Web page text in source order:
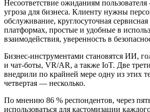
Несоответствие ожиданиям
угроза для бизнеса. Клиенту нужны
обслуживание, круглосуточная
платформах, простые и удобные в
взаимодействия, уверенность в
Бизнес-инструментами становятся ИИ,
и чат-боты, VR/AR, а также IoT. Две
внедрили по крайней мере одну из этих
четвертая — несколько.
По мнению 86 % респондентов, через
использоваться для кастомизации